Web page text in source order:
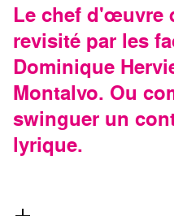
Le chef d'œuvre
revisité par les
Dominique
Montalvo. Ou
swinguer un
lyrique.